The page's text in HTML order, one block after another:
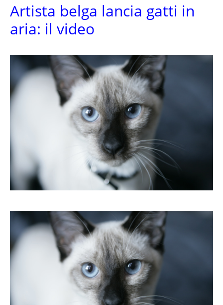
Artista belga lancia gatti in
aria: il video